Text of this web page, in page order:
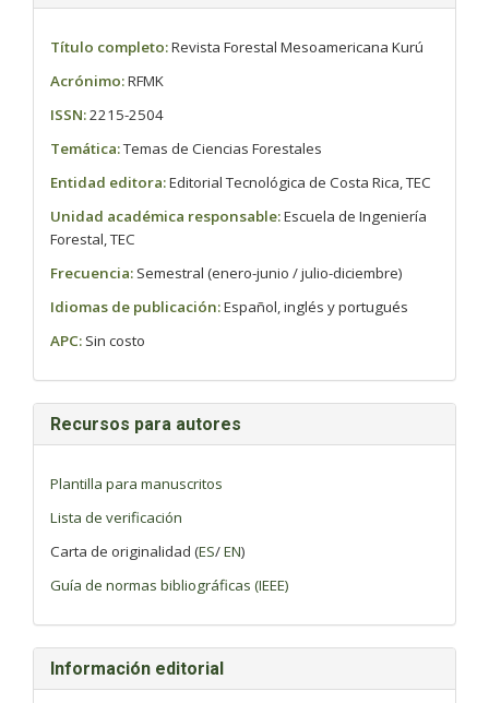
Título completo:Revista Forestal Mesoamericana Kurú
Acrónimo:RFMK
ISSN:2215-2504
Temática:Temas de Ciencias Forestales
Entidad editora:Editorial Tecnológica de Costa Rica, TEC
Unidad académica responsable:Escuela de Ingeniería
Forestal, TEC
Frecuencia: Semestral (enero-junio / julio-diciembre)
Idiomas de publicación:Español, inglés y portugués
APC: Sin costo
Recursos para autores
Plantilla para manuscritos
Lista de verificación
Carta de originalidad (ES/EN)
Guía de normas bibliográficas (IEEE)
Información editorial